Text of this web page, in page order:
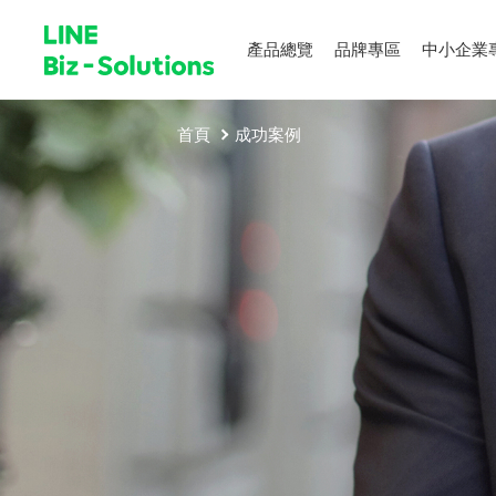
產品總覽 品牌專區 中小企業
首頁 成功案例